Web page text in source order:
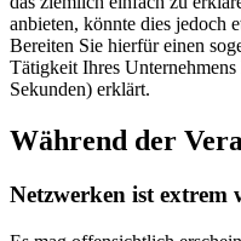
anbieten, könnte dies jedoch
Bereiten Sie hierfür einen
Tätigkeit Ihres
Sekunden) erklärt.
Während der
Netzwerken ist extrem